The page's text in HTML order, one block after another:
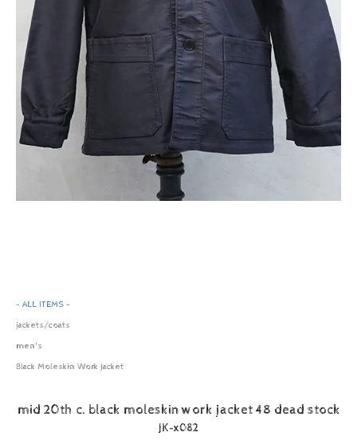
- ALL ITEMS -
jackets/coats
men's
Black Moleskin Work Jacket
mid 20th c. black moleskin work jacket 48 dead stock
JK-x082